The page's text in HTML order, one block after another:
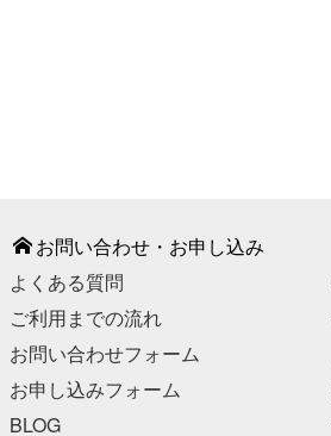
お問い合わせ・お申し込み
よくある質問
ご利用までの流れ
お問い合わせフォーム
お申し込みフォーム
BLOG